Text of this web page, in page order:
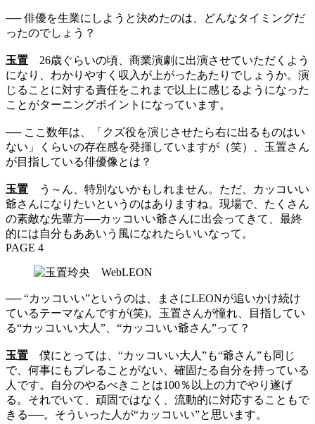
── 俳優を生業にしようと決めたのは、どんなタイミングだ
ったのでしょう？
玉置 26歳ぐらいの頃、商業演劇に出演させていただくよう
になり、わかりやすく収入が上がったあたりでしょうか。演
じることに対する責任をこれまで以上に感じるようになった
ことがターニングポイントになっています。
── ここ数年は、「クズ役を演じさせたら右に出るものはい
ない」くらいの存在感を発揮していますが（笑）、玉置さん
が目指している俳優像とは？
玉置 う～ん、特別ないかもしれません。ただ、カッコいい
爺さんになりたいというのはありますね。現場で、たくさん
の素敵な先輩方──カッコいい爺さんに出会ってきて、最終
的には自分もああいう風になれたらいいなって。
PAGE 4
── “カッコいい”というのは、まさにLEONが追いかけ続け
ているテーマなんですが(笑)。玉置さんが憧れ、目指してい
る“カッコいい大人”、“カッコいい爺さん”って？
玉置 僕にとっては、“カッコいい大人”も“爺さん”も同じ
で、何事にもブレることがない、確固たる自分を持っている
人です。自分のやるべきことは100％以上の力でやり遂げ
る。それでいて、頑固ではなく、流動的に対応することもで
きる──。そういった人が“カッコいい”と思います。